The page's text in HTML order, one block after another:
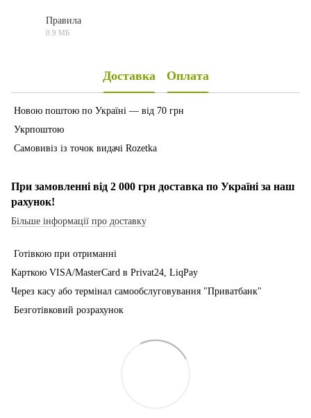
Правила
0.9 МБ
Доставка Оплата
Новою поштою по Україні — від 70 грн
Укрпоштою
Самовивіз із точок видачі Rozetka
При замовленні від 2 000 грн доставка по Україні за наш
рахунок!
Більше інформації про доставку
Готівкою при отриманні
Карткою VISA/MasterCard в Рrivat24, LiqPay
Через касу або термінал самообслуговування "Приватбанк"
Безготівковий розрахунок